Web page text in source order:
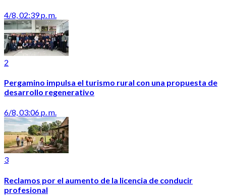
4/8, 02:39 p. m.
2
Pergamino impulsa el turismo rural con una propuesta de
desarrollo regenerativo
6/8, 03:06 p. m.
3
Reclamos por el aumento de la licencia de conducir
profesional